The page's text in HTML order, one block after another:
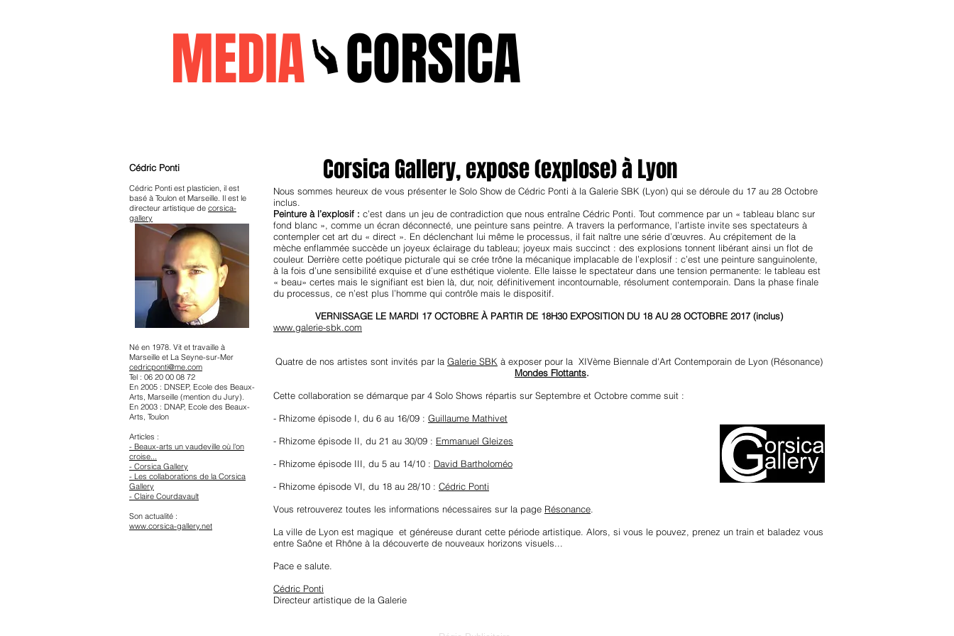
MEDIACORSICA
Cédric Ponti
Cédric Ponti est plasticien, il est
basé à Toulon et Marseille. Il est le
directeur artistique de corsica-
gallery
Né en 1978. Vit et travaille à
Marseille et La Seyne-sur-Mer
cedricponti@me.com
Tel : 06 20 00 08 72
En 2005 : DNSEP, Ecole des Beaux-
Arts, Marseille (mention du Jury).
En 2003 : DNAP, Ecole des Beaux-
Arts, Toulon
Articles :
- Beaux-arts un vaudeville où l'on
croise...
- Corsica Gallery
- Les collaborations de la Corsica
Gallery
- Claire Courdavault
Son actualité :
www.corsica-gallery.net
Corsica Gallery, expose (explose) à Lyon
Nous sommes heureux de vous présenter le Solo Show de Cédric Ponti à la Galerie SBK (Lyon) qui se déroule du 17 au 28 Octobre
inclus.
Peinture à l’explosif : c’est dans un jeu de contradiction que nous entraîne Cédric Ponti. Tout commence par un « tableau blanc sur
fond blanc », comme un écran déconnecté, une peinture sans peintre. A travers la performance, l’artiste invite ses spectateurs à
contempler cet art du « direct ». En déclenchant lui même le processus, il fait naître une série d’œuvres. Au crépitement de la
mèche enflammée succède un joyeux éclairage du tableau; joyeux mais succinct : des explosions tonnent libérant ainsi un flot de
couleur. Derrière cette poétique picturale qui se crée trône la mécanique implacable de l’explosif : c’est une peinture sanguinolente,
à la fois d’une sensibilité exquise et d’une esthétique violente. Elle laisse le spectateur dans une tension permanente: le tableau est
« beau» certes mais le signifiant est bien là, dur, noir, définitivement incontournable, résolument contemporain. Dans la phase finale
du processus, ce n’est plus l’homme qui contrôle mais le dispositif.
VERNISSAGE LE MARDI 17 OCTOBRE À PARTIR DE 18H30 EXPOSITION DU 18 AU 28 OCTOBRE 2017 (inclus)
www.galerie-sbk.com
Quatre de nos artistes sont invités par la Galerie SBK à exposer pour la XIVème Biennale d'Art Contemporain de Lyon (Résonance)
Mondes Flottants.
Cette collaboration se démarque par 4 Solo Shows répartis sur Septembre et Octobre comme suit :
- Rhizome épisode I, du 6 au 16/09 : Guillaume Mathivet
- Rhizome épisode II, du 21 au 30/09 : Emmanuel Gleizes
- Rhizome épisode III, du 5 au 14/10 : David Bartholoméo
- Rhizome épisode VI, du 18 au 28/10 : Cédric Ponti
Vous retrouverez toutes les informations nécessaires sur la page Résonance.
La ville de Lyon est magique et généreuse durant cette période artistique. Alors, si vous le pouvez, prenez un train et baladez vous
entre Saône et Rhône à la découverte de nouveaux horizons visuels...
Pace e salute.
Cédric Ponti
Directeur artistique de la Galerie